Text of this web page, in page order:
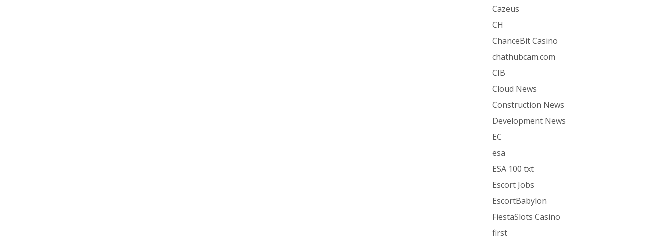
Cazeus
CH
ChanceBit Casino
chathubcam.com
CIB
Cloud News
Construction News
Development News
EC
esa
ESA 100 txt
Escort Jobs
EscortBabylon
FiestaSlots Casino
first